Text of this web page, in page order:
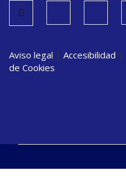
Aviso legal | Accesibilidad |
de Cookies